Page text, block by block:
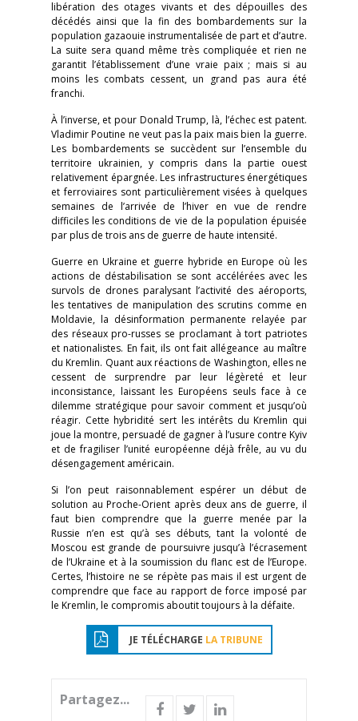
libération des otages vivants et des dépouilles des
décédés ainsi que la fin des bombardements sur la
population gazaouie instrumentalisée de part et d’autre.
La suite sera quand même très compliquée et rien ne
garantit l’établissement d’une vraie paix ; mais si au
moins les combats cessent, un grand pas aura été
franchi.
À l’inverse, et pour Donald Trump, là, l’échec est patent.
Vladimir Poutine ne veut pas la paix mais bien la guerre.
Les bombardements se succèdent sur l’ensemble du
territoire ukrainien, y compris dans la partie ouest
relativement épargnée. Les infrastructures énergétiques
et ferroviaires sont particulièrement visées à quelques
semaines de l’arrivée de l’hiver en vue de rendre
difficiles les conditions de vie de la population épuisée
par plus de trois ans de guerre de haute intensité.
Guerre en Ukraine et guerre hybride en Europe où les
actions de déstabilisation se sont accélérées avec les
survols de drones paralysant l’activité des aéroports,
les tentatives de manipulation des scrutins comme en
Moldavie, la désinformation permanente relayée par
des réseaux pro-russes se proclamant à tort patriotes
et nationalistes. En fait, ils ont fait allégeance au maître
du Kremlin. Quant aux réactions de Washington, elles ne
cessent de surprendre par leur légèreté et leur
inconsistance, laissant les Européens seuls face à ce
dilemme stratégique pour savoir comment et jusqu’où
réagir. Cette hybridité sert les intérêts du Kremlin qui
joue la montre, persuadé de gagner à l’usure contre Kyiv
et de fragiliser l’unité européenne déjà frêle, au vu du
désengagement américain.
Si l’on peut raisonnablement espérer un début de
solution au Proche-Orient après deux ans de guerre, il
faut bien comprendre que la guerre menée par la
Russie n’en est qu’à ses débuts, tant la volonté de
Moscou est grande de poursuivre jusqu’à l’écrasement
de l’Ukraine et à la soumission du flanc est de l’Europe.
Certes, l’histoire ne se répète pas mais il est urgent de
comprendre que face au rapport de force imposé par
le Kremlin, le compromis aboutit toujours à la défaite.
JE TÉLÉCHARGE LA TRIBUNE
Partagez...